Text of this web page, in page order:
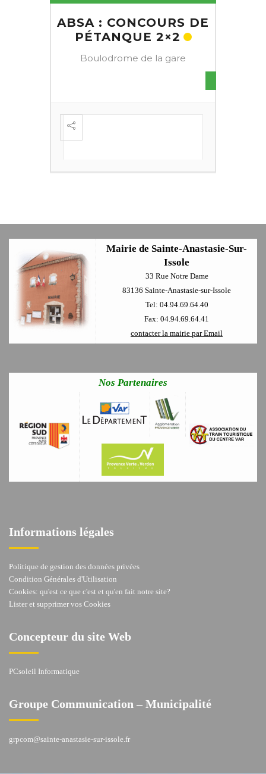
ABSA : CONCOURS DE
PÉTANQUE 2×2
Boulodrome de la gare
Mairie de Sainte-Anastasie-Sur-
Issole
33 Rue Notre Dame
83136 Sainte-Anastasie-sur-Issole
Tel: 04.94.69.64.40
Fax: 04.94.69.64.41
contacter la mairie par Email
Nos Partenaires
Informations légales
Politique de gestion des données privées
Condition Générales d'Utilisation
Cookies: qu'est ce que c'est et qu'en fait notre site?
Lister et supprimer vos Cookies
Concepteur du site Web
PCsoleil Informatique
Groupe Communication – Municipalité
grpcom@sainte-anastasie-sur-issole.fr